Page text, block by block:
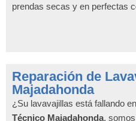
prendas secas y en perfectas
Reparación de
Majadahonda
¿Su lavavajillas está fallando en
Técnico Majadahonda, somos